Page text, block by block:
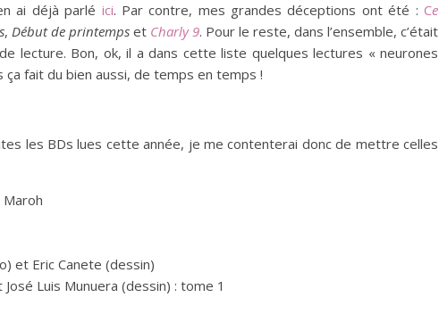
ai déjà parlé ici. Par contre, mes grandes déceptions ont été :Ce
, Début de printemps et Charly 9. Pour le reste, dans l’ensemble, c’était
lecture. Bon, ok, il a dans cette liste quelques lectures « neurones
fait du bien aussi, de temps en temps !
les BDs lues cette année, je me contenterai donc de mettre celles
Maroh
et Eric Canete (dessin)
Luis Munuera (dessin) : tome 1